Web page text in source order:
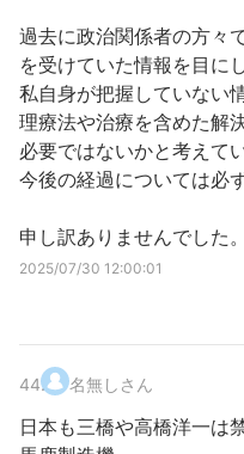
過去に政治関係者の方々
を受けていた情報を目に
私自身が把握していない
理療法や治療を含めた解
必要ではないかと考えて
今後の経過については必
申し訳ありませんでした。
2025/07/30 12:00:01
44. 名無しさん
日本も三橋や高橋洋一は